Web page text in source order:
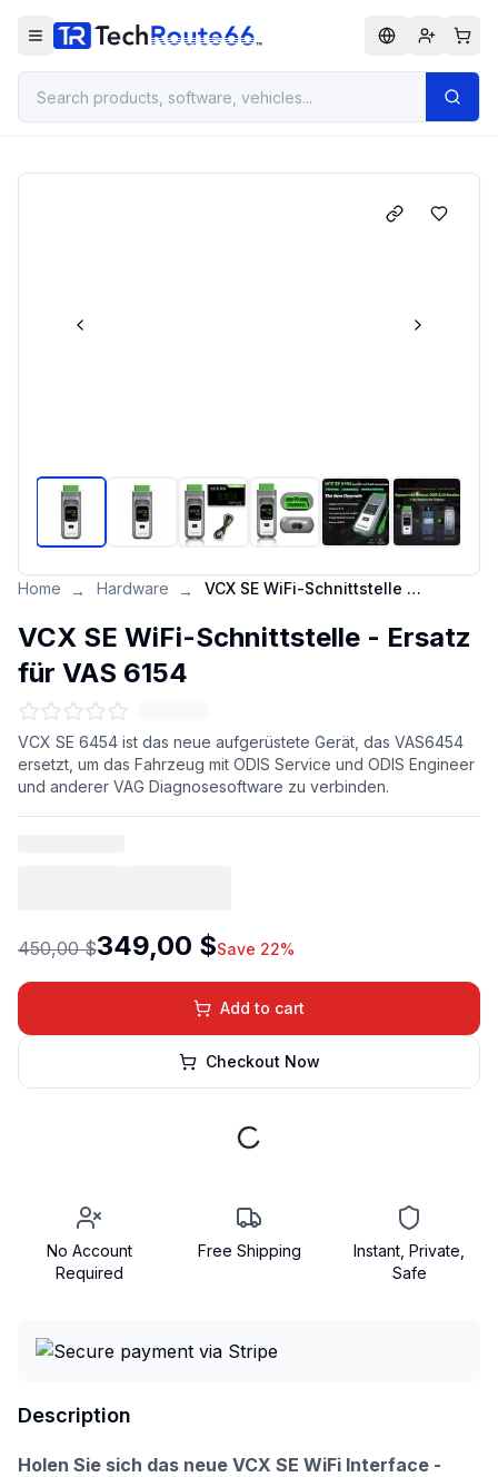
Home → Hardware → VCX SE WiFi-Schnittstelle - Ersatz für VAS 6154
VCX SE WiFi-Schnittstelle - Ersatz
für VAS 6154
VCX SE 6454 ist das neue aufgerüstete Gerät, das VAS6454
ersetzt, um das Fahrzeug mit ODIS Service und ODIS Engineer
und anderer VAG Diagnosesoftware zu verbinden.
450,00 $349,00 $Save 22%
Add to cart
Checkout Now
No Account
Required
Free Shipping
Instant, Private,
Safe
Description
Holen Sie sich das neue VCX SE WiFi Interface -